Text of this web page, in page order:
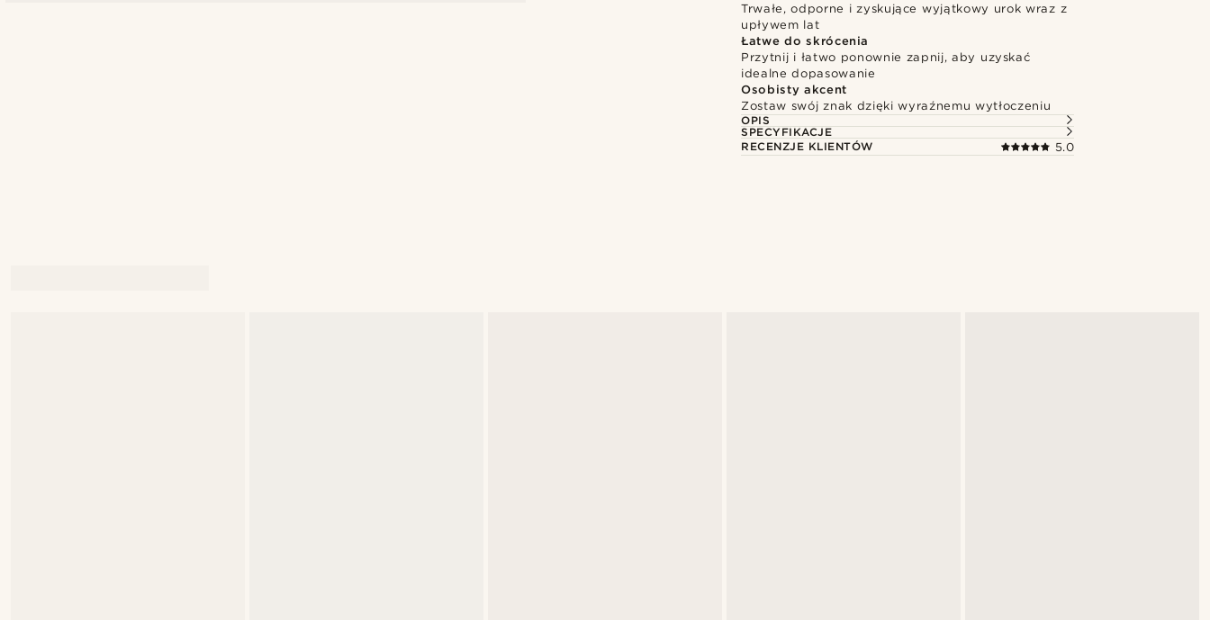
Trwałe, odporne i zyskujące wyjątkowy urok wraz z
upływem lat
Łatwe do skrócenia
Przytnij i łatwo ponownie zapnij, aby uzyskać
idealne dopasowanie
Osobisty akcent
Zostaw swój znak dzięki wyraźnemu wytłoczeniu
OPIS
SPECYFIKACJE
RECENZJE KLIENTÓW
5.0